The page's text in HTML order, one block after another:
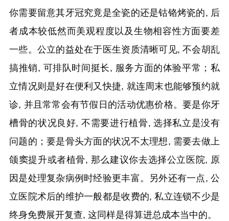
你需要留意其牙冠究竟是全瓷的还是钴铬烤瓷的, 后
者成本较低然而美观程度以及生物相容性方面要差
一些。公立的益处在于医生资质清晰可见, 不会胡乱
搞推销, 可排队时间挺长, 服务方面的体验平常；私
立情况则是好在便利又快捷, 就连周末也能够预约就
诊, 并且常常会有节假日的活动优惠价格。要是你牙
槽骨的状况良好, 不需要进行植骨, 选择私立是没有
问题的；要是骨头方面的状况不太理想, 需要去做上
颌窦提升或者植骨, 那么建议你去选择公立医院, 原
因是处理复杂病例时经验更丰富。另外还有一点, 公
立医院术后的维护一般都是收费的, 私立连锁不少是
终身免费展开复查, 这同样是得算进总成本当中的。